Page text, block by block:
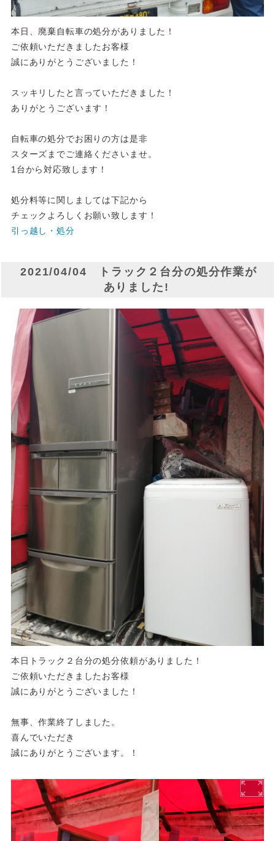
本日、廃棄自転車の処分がありました！
ご依頼いただきましたお客様
誠にありがとうございました！
スッキリしたと言っていただきました！
ありがとうございます！
自転車の処分でお困りの方は是非
スターズまでご連絡くださいませ。
1台から対応致します！
処分料等に関しましては下記から
チェックよろしくお願い致します！
引っ越し・処分
2021/04/04 トラック２台分の処分作業が
ありました!
本日トラック２台分の処分依頼がありました！
ご依頼いただきましたお客様
誠にありがとうございました！
無事、作業終了しました。
喜んでいただき
誠にありがとうございます。！